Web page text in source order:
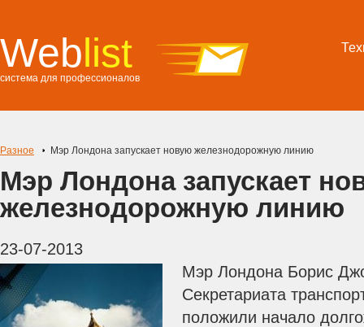
Weblist
система для профессионалов
Разное Мэр Лондона запускает новую железнодорожную линию
Мэр Лондона запускает
железнодорожную линию
23-07-2013
Мэр Лондона Борис
Секретариата
положили начало